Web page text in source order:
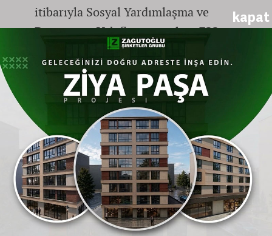
kapat
itibarıyla Sosyal Yardımlaşma ve
Dayanışma Vakıflarına toplam322
milyon 449 bin lirakaynak aktarıldı.
Bakan Göktaş, başvuruların, öğrencinin veya
ailesinin ikamet ettiği adresteki Sosyal
Yardımlaşma ve Dayanışma Vakfına yapılması
gerektiğini hatırlattı.
Gönderen: journal